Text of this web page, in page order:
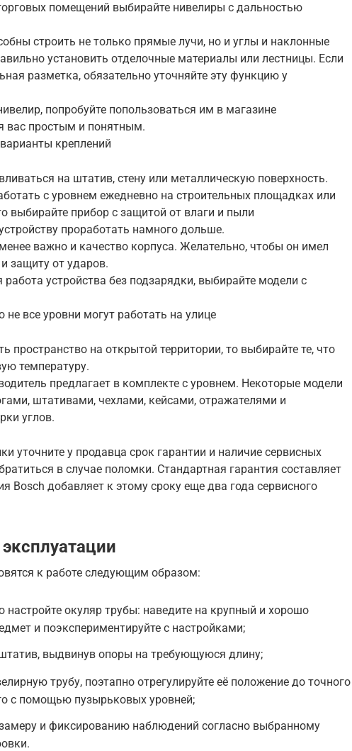
помещений выбирайте нивелиры с дальностью
строить не только прямые лучи, но и углы и наклонные
установить отделочные материалы или лестницы. Если
разметка, обязательно уточняйте эту функцию у
попробуйте попользоваться им в магазине
простым и понятным.
креплений
на штатив, стену или металлическую поверхность.
с уровнем ежедневно на строительных площадках или
выбирайте прибор с защитой от влаги и пыли
проработать намного дольше.
важно и качество корпуса. Желательно, чтобы он имел
защиту от ударов.
устройства без подзарядки, выбирайте модели с
не все уровни могут работать на улице
пространство на открытой территории, то выбирайте те, что
температуру.
предлагает в комплекте с уровнем. Некоторые модели
штативами, чехлами, кейсами, отражателями и
углов.
уточните у продавца срок гарантии и наличие сервисных
в случае поломки. Стандартная гарантия составляет
Bosch добавляет к этому сроку еще два года сервисного
к работе следующим образом:
настройте окуляр трубы: наведите на крупный и хорошо
и поэкспериментируйте с настройками;
выдвинув опоры на требующуюся длину;
трубу, поэтапно отрегулируйте её положение до точного
с помощью пузырьковых уровней;
и фиксированию наблюдений согласно выбранному